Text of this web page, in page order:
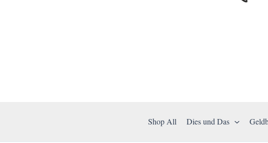
Shop All Dies und Das